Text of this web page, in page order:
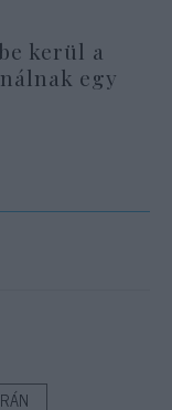
kerül a
egy